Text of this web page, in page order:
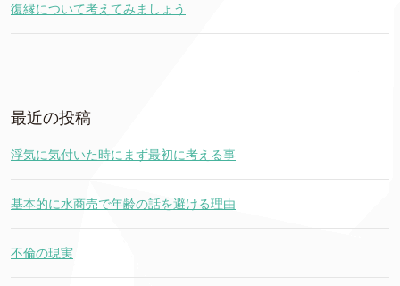
復縁について考えてみましょう
最近の投稿
浮気に気付いた時にまず最初に考える事
基本的に水商売で年齢の話を避ける理由
不倫の現実